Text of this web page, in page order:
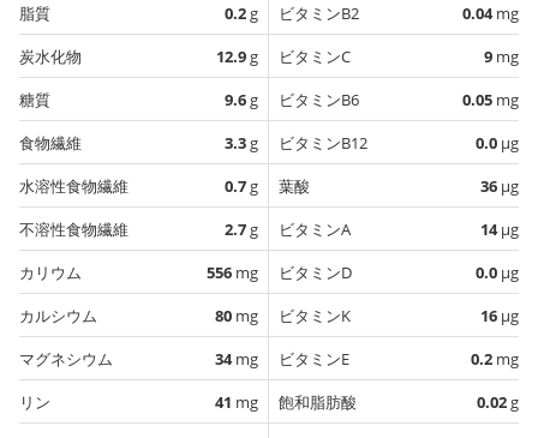
脂質
0.2g
炭水化物
12.9g
糖質
9.6g
食物繊維
3.3g
水溶性食物繊維
0.7g
不溶性食物繊維
2.7g
カリウム
556 mg
カルシウム
80 mg
マグネシウム
34mg
リン
41 mg
ビタミンB2
0.04mg
ビタミンC
9 mg
ビタミンB6
0.05 mg
ビタミンB12
0.0 µg
葉酸
36 µg
ビタミンA
14µg
ビタミンD
0.0 µg
ビタミンK
16 µg
ビタミンE
0.2 mg
飽和脂肪酸
0.02g